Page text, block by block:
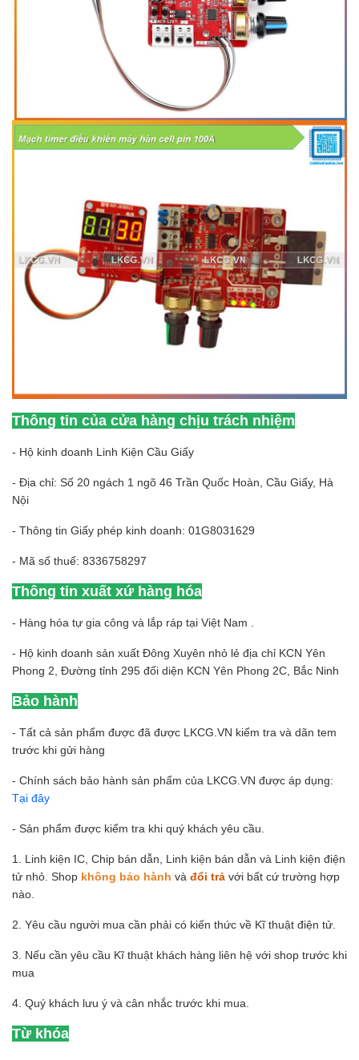
Thông tin của cửa hàng chịu trách nhiệm
- Hộ kinh doanh Linh Kiện Cầu Giấy
- Địa chỉ: Số 20 ngách 1 ngõ 46 Trần Quốc Hoàn, Cầu Giấy, Hà
Nội
- Thông tin Giấy phép kinh doanh: 01G8031629
- Mã số thuế: 8336758297
Thông tin xuất xứ hàng hóa
- Hàng hóa tự gia công và lắp ráp tại Việt Nam .
- Hộ kinh doanh sản xuất Đông Xuyên nhỏ lẻ địa chỉ KCN Yên
Phong 2, Đường tỉnh 295 đối diện KCN Yên Phong 2C, Bắc Ninh
Bảo hành
- Tất cả sản phẩm được đã được LKCG.VN kiểm tra và dãn tem
trước khi gửi hàng
- Chính sách bảo hành sản phẩm của LKCG.VN được áp dụng:
Tại đây
- Sản phẩm được kiểm tra khi quý khách yêu cầu.
1. Linh kiện IC, Chip bán dẫn, Linh kiện bán dẫn và Linh kiện điện
tử nhỏ. Shop không bảo hành và đổi trả với bất cứ trường hợp
nào.
2. Yêu cầu người mua cần phải có kiến thức về Kĩ thuật điện tử.
3. Nếu cần yêu cầu Kĩ thuật khách hàng liên hệ với shop trước khi
mua
4. Quý khách lưu ý và cân nhắc trước khi mua.
Từ khóa